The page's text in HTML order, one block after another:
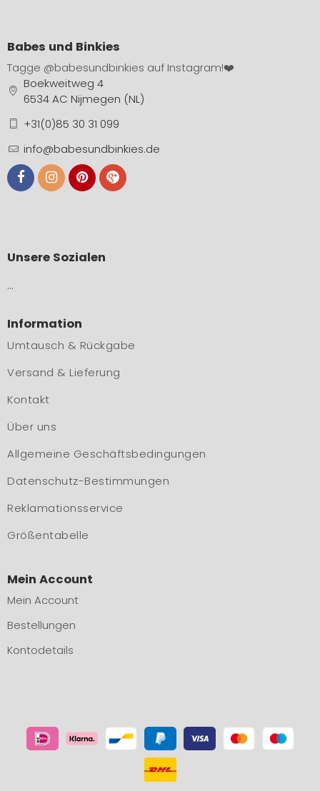
Babes und Binkies
Tagge @babesundbinkies auf Instagram!❤️
Boekweitweg 4
6534 AC Nijmegen (NL)
+31(0)85 30 31 099
info@babesundbinkies.de
Unsere Sozialen
…
Information
Umtausch & Rückgabe
Versand & Lieferung
Kontakt
Über uns
Allgemeine Geschäftsbedingungen
Datenschutz-Bestimmungen
Reklamationsservice
Größentabelle
Mein Account
Mein Account
Bestellungen
Kontodetails